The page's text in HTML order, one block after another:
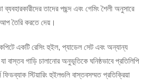
তাদের পছন্দ এবং গেমিং শৈলী অনুসারে
তৈরি করতে দেয়।
একটি রেসিং হুইল, প্যাডেল সেট এবং অন্যান্য
বাস্তব গাড়ি চালানোর অনুভূতিকে ঘনিষ্ঠভাবে প্রতিলিপি
স্টিয়ারিং হুইলগুলি বাস্তবসম্মত প্রতিক্রিয়া ×